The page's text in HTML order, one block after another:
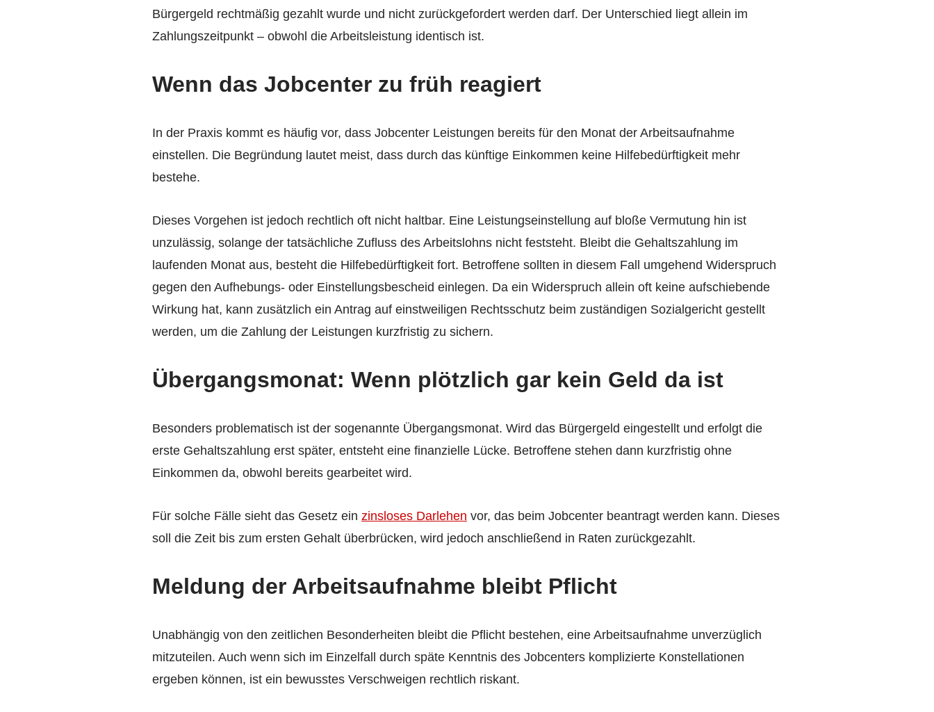
Bürgergeld rechtmäßig gezahlt wurde und nicht zurückgefordert werden darf. Der Unterschied liegt allein im
Zahlungszeitpunkt – obwohl die Arbeitsleistung identisch ist.
Wenn das Jobcenter zu früh reagiert
In der Praxis kommt es häufig vor, dass Jobcenter Leistungen bereits für den Monat der Arbeitsaufnahme
einstellen. Die Begründung lautet meist, dass durch das künftige Einkommen keine Hilfebedürftigkeit mehr
bestehe.
Dieses Vorgehen ist jedoch rechtlich oft nicht haltbar. Eine Leistungseinstellung auf bloße Vermutung hin ist
unzulässig, solange der tatsächliche Zufluss des Arbeitslohns nicht feststeht. Bleibt die Gehaltszahlung im
laufenden Monat aus, besteht die Hilfebedürftigkeit fort. Betroffene sollten in diesem Fall umgehend Widerspruch
gegen den Aufhebungs- oder Einstellungsbescheid einlegen. Da ein Widerspruch allein oft keine aufschiebende
Wirkung hat, kann zusätzlich ein Antrag auf einstweiligen Rechtsschutz beim zuständigen Sozialgericht gestellt
werden, um die Zahlung der Leistungen kurzfristig zu sichern.
Übergangsmonat: Wenn plötzlich gar kein Geld da ist
Besonders problematisch ist der sogenannte Übergangsmonat. Wird das Bürgergeld eingestellt und erfolgt die
erste Gehaltszahlung erst später, entsteht eine finanzielle Lücke. Betroffene stehen dann kurzfristig ohne
Einkommen da, obwohl bereits gearbeitet wird.
Für solche Fälle sieht das Gesetz ein zinsloses Darlehen vor, das beim Jobcenter beantragt werden kann. Dieses
soll die Zeit bis zum ersten Gehalt überbrücken, wird jedoch anschließend in Raten zurückgezahlt.
Meldung der Arbeitsaufnahme bleibt Pflicht
Unabhängig von den zeitlichen Besonderheiten bleibt die Pflicht bestehen, eine Arbeitsaufnahme unverzüglich
mitzuteilen. Auch wenn sich im Einzelfall durch späte Kenntnis des Jobcenters komplizierte Konstellationen
ergeben können, ist ein bewusstes Verschweigen rechtlich riskant.